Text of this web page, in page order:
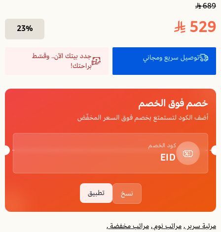
689
529
23%
توصيل سريع ومجاني
جدد بيتك الآن.. وقسّط
براحتك!
خصم فوق الخصم
أضف الكود لتستمتع بخصم فوق السعر المخفّض
كود الخصم
EID
نسخ تطبيق
مرتبة سرير ,مراتب نوم ,مراتب مخفضة ,